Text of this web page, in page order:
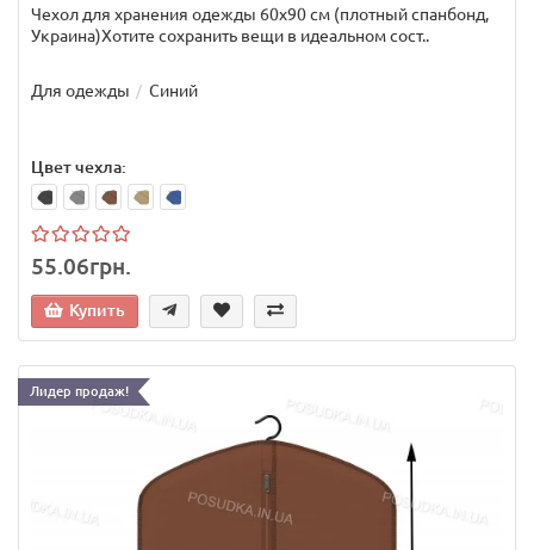
Чехол для хранения одежды 60х90 см (плотный спанбонд,
Украина)Хотите сохранить вещи в идеальном сост..
Для одежды Синий
Цвет чехла:
55.06грн.
Купить
Лидер продаж!